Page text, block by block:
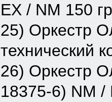
EX / NM 150
25) Оркестр
технический
26) Оркестр
18375-6) NM /